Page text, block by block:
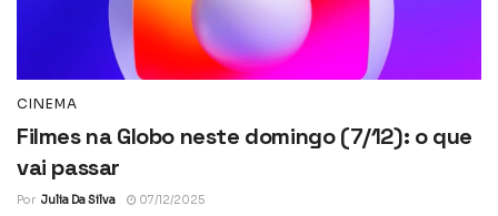
CINEMA
Filmes na Globo neste domingo (7/12): o que
vai passar
Por Julia Da Silva 07/12/2025